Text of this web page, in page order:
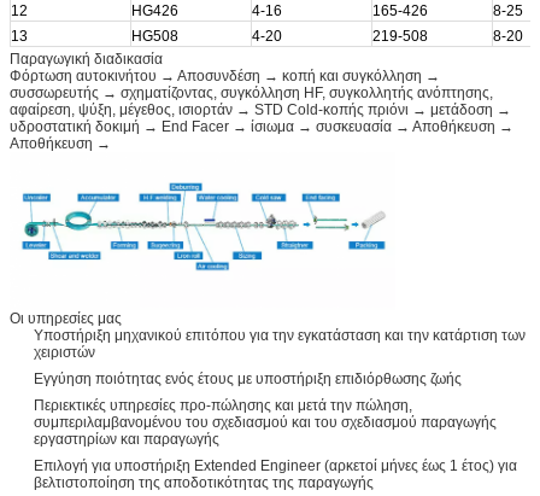
12
HG426 4-16 165-426
8-25
13
HG508 4-20 219-508
8-20
Παραγωγική διαδικασία
Φόρτωση αυτοκινήτου → Αποσυνδέση → κοπή και συγκόλληση →
συσσωρευτής → σχηματίζοντας, συγκόλληση HF, συγκολλητής ανόπτησης,
αφαίρεση, ψύξη, μέγεθος, ισιορτάν → STD Cold-κοπής πριόνι → μετάδοση →
υδροστατική δοκιμή → End Facer → ίσιωμα → συσκευασία → Αποθήκευση →
Αποθήκευση →
Οι υπηρεσίες μας
Υποστήριξη μηχανικού επιτόπου για την εγκατάσταση και την κατάρτιση των
χειριστών
Εγγύηση ποιότητας ενός έτους με υποστήριξη επιδιόρθωσης ζωής
Περιεκτικές υπηρεσίες προ-πώλησης και μετά την πώληση,
συμπεριλαμβανομένου του σχεδιασμού και του σχεδιασμού παραγωγής
εργαστηρίων και παραγωγής
Επιλογή για υποστήριξη Extended Engineer (αρκετοί μήνες έως 1 έτος) για
βελτιστοποίηση της αποδοτικότητας της παραγωγής